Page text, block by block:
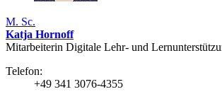
M. Sc.
Katja Hornoff
Mitarbeiterin Digitale Lehr- und
Telefon:
+49 341 3076-4355